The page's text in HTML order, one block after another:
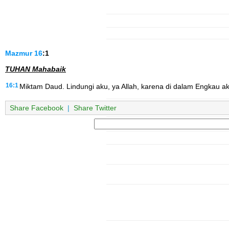
Mazmur 16:1
TUHAN Mahabaik
16:1 Miktam Daud. Lindungi aku, ya Allah, karena di dalam Engkau
Share Facebook | Share Twitter